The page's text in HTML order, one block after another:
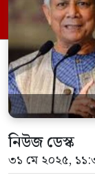
নিউজ ডেস্ক
৩১ মে ২০২৫,